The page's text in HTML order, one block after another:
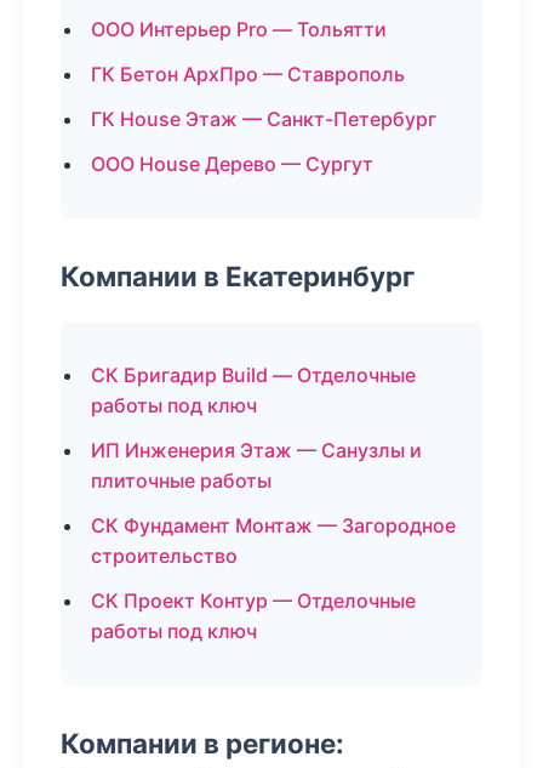
ООО Интерьер Pro — Тольятти
ГК Бетон АрхПро — Ставрополь
ГК House Этаж — Санкт-Петербург
ООО House Дерево — Сургут
Компании в Екатеринбург
СК Бригадир Build — Отделочные
работы под ключ
ИП Инженерия Этаж — Санузлы и
плиточные работы
СК Фундамент Монтаж — Загородное
строительство
СК Проект Контур — Отделочные
работы под ключ
Компании в регионе: